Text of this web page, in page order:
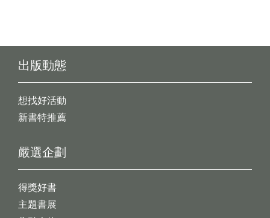
出版動態
想找好活動
新書特推薦
嚴選企劃
得獎好書
主題書展